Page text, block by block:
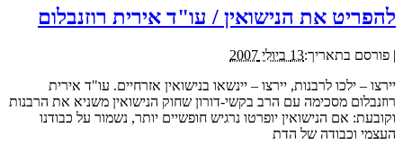
להפריט את הנישואין / עו"ד אירית רוזנבלום
| פורסם בתאריך:13 ביולי 2007
יירצו – ילכו לרבנות, יירצו – יינשאו בנישואין אזרחיים. עו"ד אירית
רוזנבלום מסכימה עם הרב בקשי-דורון שחוק הנישואין משניא את הרבנות
וקובעת: אם הנישואין יופרטו נרגיש חופשיים יותר, נשמור על כבודנו
העצמי וכבודה של הדת